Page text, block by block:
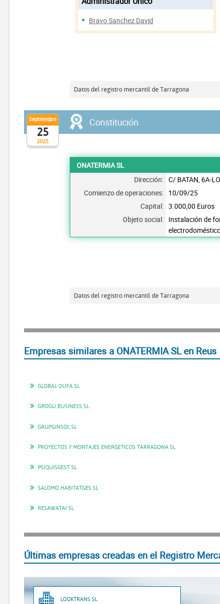
Bravo Sanchez David
Datos del registro mercantil de Tarragona
2025
Septiembre
25
Constitución
ONATERMIA SL
Dirección: C/ BATAN, 6A-
Comienzo de operaciones: 10/09/25
Capital: 3.000,00 Euros
Objeto social: Instalación de
Datos del registro mercantil de Tarragona
Empresas similares a ONATERMIA SL en Reus
GLOBAL OUFA SL
GROGU BUSINESS SL
GRUPGINSOL SL
PROYECTOS Y MONTAJES ENERGETICOS TARRAGONA SL
PSIQUISGEST SL
SALOMO HABITATGES SL
RESAWATAI SL
Últimas empresas creadas en el Registro
LOOKTRANS SL